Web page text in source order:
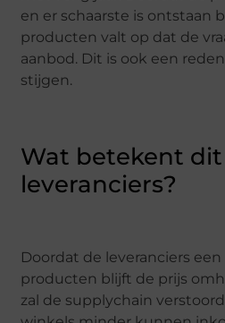
en er schaarste is ontstaan
producten valt op dat de
aanbod. Dit is ook een
stijgen.
Wat betekent
leveranciers?
Doordat de leveranciers
producten blijft de prijs
zal de supplychain